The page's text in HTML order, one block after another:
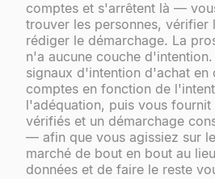
comptes et s'arrêtent là —
trouver les personnes, vérifier
rédiger le démarchage. La
n'a aucune couche
signaux d'intention d'achat en
comptes en fonction de
l'adéquation, puis vous fournit
vérifiés et un démarchage
— afin que vous agissiez sur
marché de bout en bout au
données et de faire le reste